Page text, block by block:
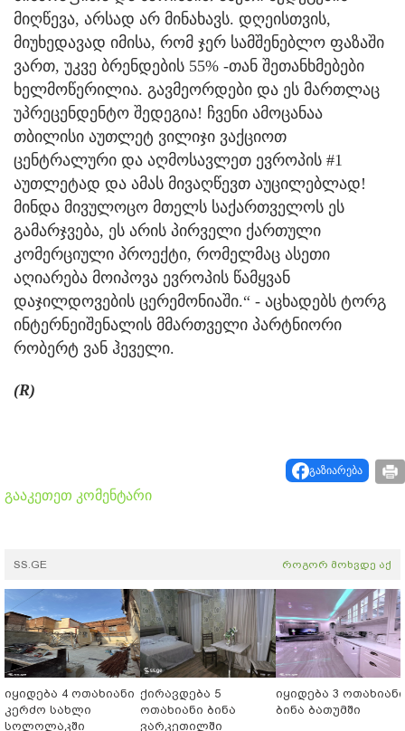
მიღწევა, არსად არ მინახავს. დღეისთვის,
მიუხედავად იმისა, რომ ჯერ სამშენებლო ფაზაში
ვართ, უკვე ბრენდების 55% -თან შეთანხმებები
ხელმოწერილია. გავმეორდები და ეს მართლაც
უპრეცენდენტო შედეგია! ჩვენი ამოცანაა
თბილისი აუთლეტ ვილიჯი ვაქციოთ
ცენტრალური და აღმოსავლეთ ევროპის #1
აუთლეტად და ამას მივაღწევთ აუცილებლად!
მინდა მივულოცო მთელს საქართველოს ეს
გამარჯვება, ეს არის პირველი ქართული
კომერციული პროექტი, რომელმაც ასეთი
აღიარება მოიპოვა ევროპის წამყვან
დაჯილდოვების ცერემონიაში.“ - აცხადებს ტორგ
ინტერნეიშენალის მმართველი პარტნიორი
რობერტ ვან ჰეველი.
(R)
გაზიარება
გააკეთეთ კომენტარი
SS.GE როგორ მოხვდე აქ
იყიდება 4 ოთახიანი
კერძო სახლი
სოლოლაკში
ქირავდება 5
ოთახიანი ბინა
ვარკეთილში
იყიდება 3 ოთახიანი
ბინა ბათუმში